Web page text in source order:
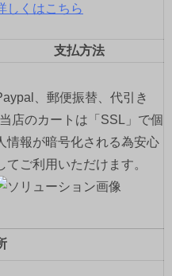
しくはこちら
支払方法
、郵便振替、代引き
店のカートは「SSL」で個
情報が暗号化される為安心
てご利用いただけます。